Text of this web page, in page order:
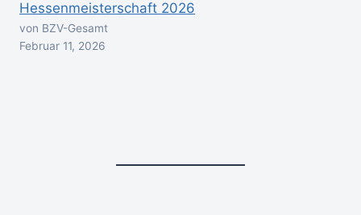
Hessenmeisterschaft 2026
von BZV-Gesamt
Februar 11, 2026